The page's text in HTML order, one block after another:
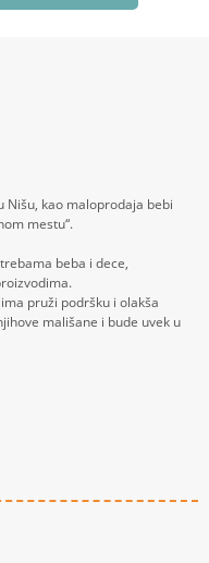
Nišu, kao maloprodaja bebi
mestu“.
beba i dece,
pruži podršku i olakša
mališane i bude uvek u